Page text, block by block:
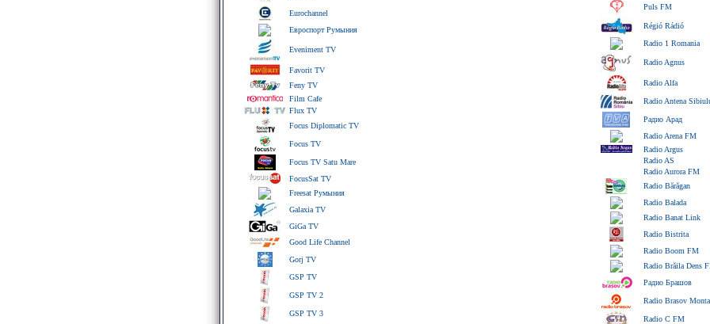
Eurochannel
Евроспорт Румыния
Eveniment TV
Favorit TV
Feny TV
Film Cafe
Flux TV
Focus Diplomatic TV
Focus TV
Focus TV Satu Mare
FocusSat TV
Freesat Румыния
Galaxia TV
GiGa TV
Good Life Channel
Gorj TV
GSP TV
GSP TV 2
GSP TV 3
Puls FM
Régió Rádió
Radio 1 Romania
Radio Agnus
Radio Alfa
Radio Antena
Радио Арад
Radio Arena FM
Radio Argus
Radio AS
Radio Aurora FM
Radio Bărăgan
Radio Balada
Radio Banat Link
Radio Bistrita
Radio Boom FM
Radio Brăila Dens
Радио Брашов
Radio Brasov
Radio C FM